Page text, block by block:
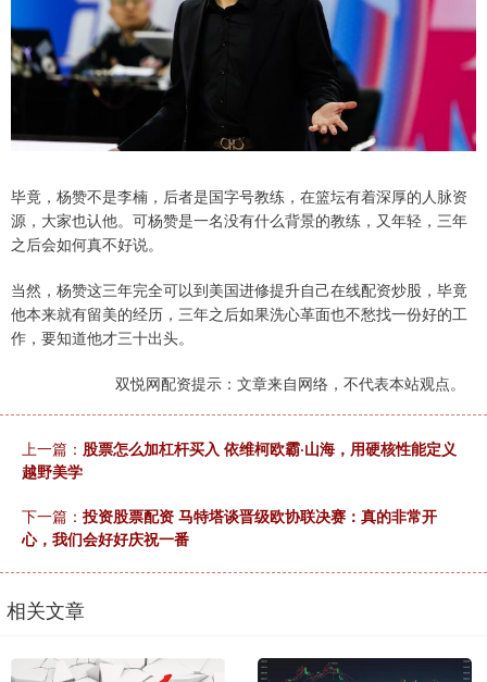
毕竟，杨赞不是李楠，后者是国字号教练，在篮坛有着深厚的人脉资
源，大家也认他。可杨赞是一名没有什么背景的教练，又年轻，三年
之后会如何真不好说。
当然，杨赞这三年完全可以到美国进修提升自己在线配资炒股，毕竟
他本来就有留美的经历，三年之后如果洗心革面也不愁找一份好的工
作，要知道他才三十出头。
双悦网配资提示：文章来自网络，不代表本站观点。
上一篇： 股票怎么加杠杆买入 依维柯欧霸·山海，用硬核性能定义
越野美学
下一篇： 投资股票配资 马特塔谈晋级欧协联决赛：真的非常开
心，我们会好好庆祝一番
相关文章